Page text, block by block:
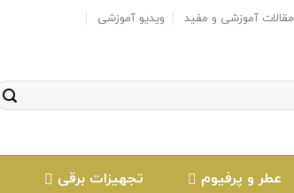
مقالات آموزشی و مفید ویدیو آموزشی
عطر و پرفیوم تجهیزات برقی